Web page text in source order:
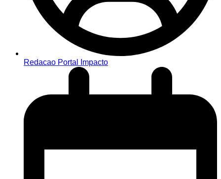
Redacao Portal Impacto